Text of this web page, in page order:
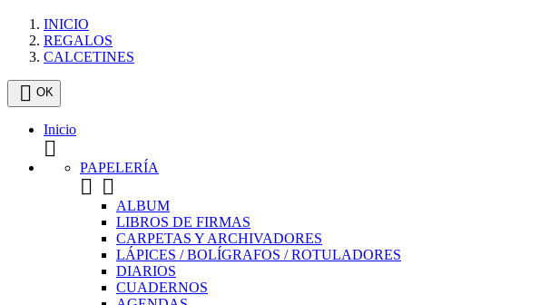
INICIO
REGALOS
CALCETINES
 OK
Inicio

PAPELERÍA
 
ALBUM
LIBROS DE FIRMAS
CARPETAS Y ARCHIVADORES
LÁPICES / BOLÍGRAFOS / ROTULADORES
DIARIOS
CUADERNOS